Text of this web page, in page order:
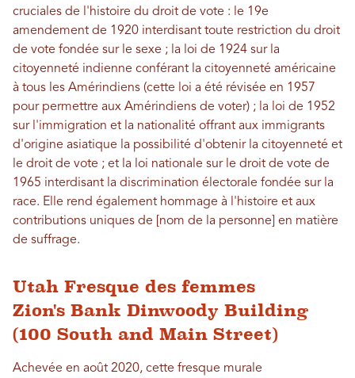
cruciales de l'histoire du droit de vote : le 19e
amendement de 1920 interdisant toute restriction du droit
de vote fondée sur le sexe ; la loi de 1924 sur la
citoyenneté indienne conférant la citoyenneté américaine
à tous les Amérindiens (cette loi a été révisée en 1957
pour permettre aux Amérindiens de voter) ; la loi de 1952
sur l'immigration et la nationalité offrant aux immigrants
d'origine asiatique la possibilité d'obtenir la citoyenneté et
le droit de vote ; et la loi nationale sur le droit de vote de
1965 interdisant la discrimination électorale fondée sur la
race. Elle rend également hommage à l'histoire et aux
contributions uniques de [nom de la personne] en matière
de suffrage.
Utah Fresque des femmes
Zion's Bank Dinwoody Building
(100 South and Main Street)
Achevée en août 2020, cette fresque murale